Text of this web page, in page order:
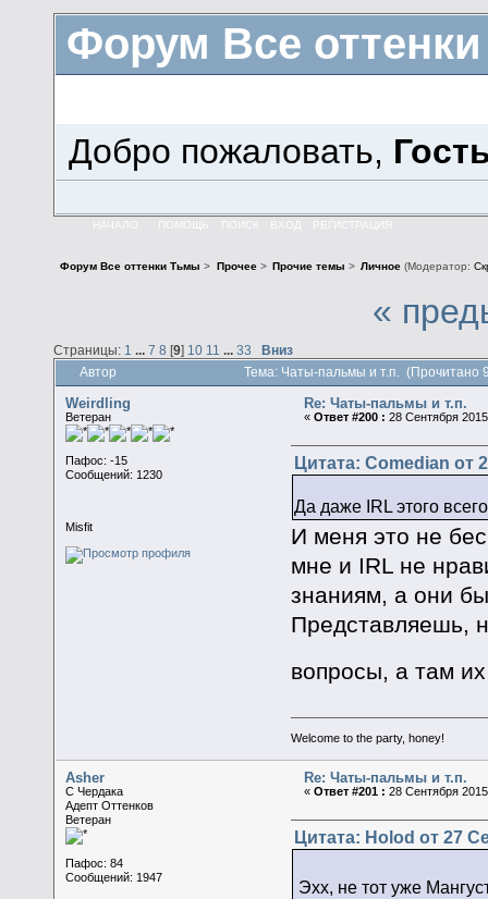
Форум Все
Добро пожаловать,
НАЧАЛО ПОМОЩЬ ВХОД РЕГИСТРАЦИЯ
Форум Все оттенки Тьмы > Прочее> Прочие темы > Личное(Модератор:
«
Страницы: 1 ... 7 8 [9] 10 11 ... 33 Вниз
Автор Тема: Чаты-пальмы и т.п. (Прочитано
Weirdling
Ветеран
Пафос: -15
Сообщений: 1230
Misfit
Re: Чаты-пальмы и т.п.
«Ответ #200 : 28 Сентября
Цитата: Comedian от
Да даже IRL этого
И меня это не
мне и IRL не
знаниям, а они
Представляешь,
вопросы, а там
Welcome to the party, honey!
Asher
C Чердака
Адепт Оттенков
Ветеран
Пафос: 84
Сообщений: 1947
Re: Чаты-пальмы и т.п.
«Ответ #201 : 28 Сентября
Цитата: Holod от 27
Эхх, не тот уже